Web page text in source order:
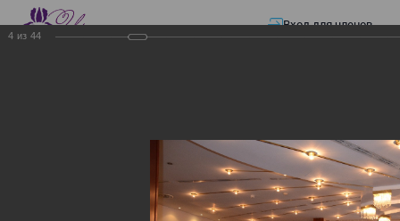
Вход для членов
ЭЛЕКТРОННЫЕ СЧЕТА-ФАКТУРЫ.
4 из 44